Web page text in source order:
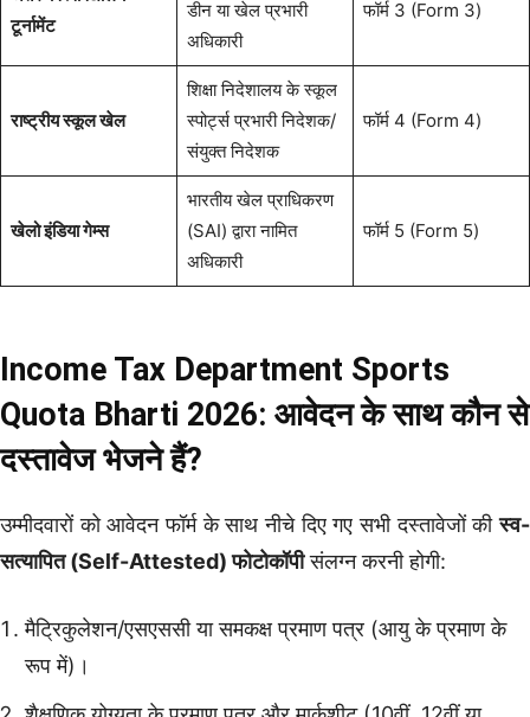
टूर्नामेंट
डीन या खेल प्रभारी
अधिकारी
फॉर्म 3 (Form 3)
राष्ट्रीय स्कूल खेल
शिक्षा निदेशालय के स्कूल
स्पोर्ट्स प्रभारी निदेशक/
संयुक्त निदेशक
फॉर्म 4 (Form 4)
खेलो इंडिया गेम्स
भारतीय खेल प्राधिकरण
(SAI) द्वारा नामित
अधिकारी
फॉर्म 5 (Form 5)
Income Tax Department Sports
Quota Bharti 2026: आवेदन के साथ कौन से
दस्तावेज भेजने हैं?
उम्मीदवारों को आवेदन फॉर्म के साथ नीचे दिए गए सभी दस्तावेजों कीस्व-
सत्यापित (Self-Attested) फोटोकॉपीसंलग्न करनी होगी:
मैट्रिकुलेशन/एसएससी या समकक्ष प्रमाण पत्र (आयु के प्रमाण के
रूप में)।